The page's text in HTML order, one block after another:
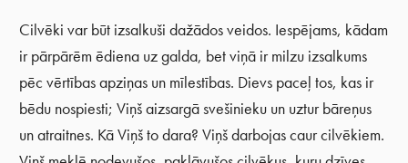
Cilvēki var būt izsalkuši dažādos veidos. Iespējams, kādam
ir pārpārēm ēdiena uz galda, bet viņā ir milzu izsalkums
pēc vērtības apziņas un mīlestības. Dievs paceļ tos, kas ir
bēdu nospiesti; Viņš aizsargā svešinieku un uztur bāreņus
un atraitnes. Kā Viņš to dara? Viņš darbojas caur cilvēkiem.